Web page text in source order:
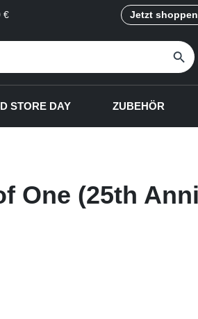
€ Jetzt shoppen
STORE DAY ZUBEHÖR
One (25th